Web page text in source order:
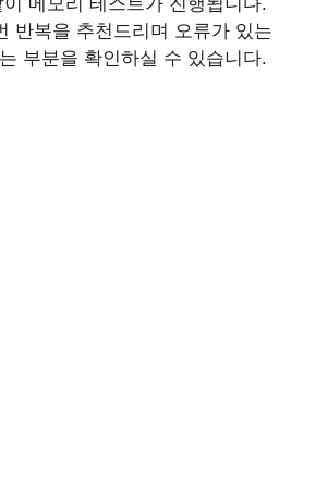
반복을 추천드리며 오류가 있는
부분을 확인하실 수 있습니다.